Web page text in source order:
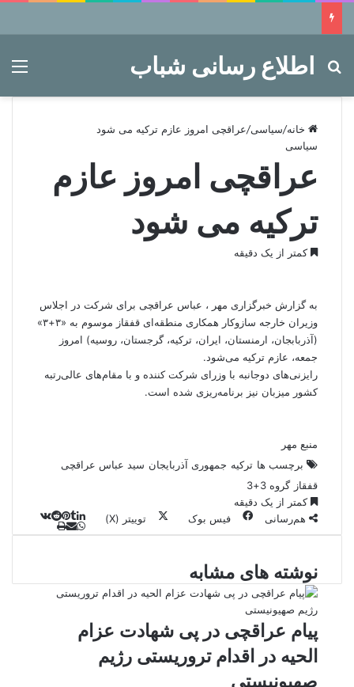
اطلاع رسانی شباب
جستجو برای
خانه/سیاسی/عراقچی امروز عازم ترکیه می شود
سیاسی
عراقچی امروز عازم
ترکیه می شود
کمتر از یک دقیقه
به گزارش خبرگزاری مهر ، عباس عراقچی برای شرکت در اجلاس
وزیران خارجه سازوکار همکاری منطقه‌ای قفقاز موسوم به «۳+۳»
(آذربابجان، ارمنستان، ایران، ترکیه، گرجستان، روسیه) امروز
جمعه، عازم ترکیه می‌شود.
رایزنی‌های دوجانبه با وزرای شرکت کننده و با مقام‌های عالی‌رتبه
کشور میزبان نیز برنامه‌ریزی شده است.
منبع مهر
برچسب ها ترکیه جمهوری آذربایجان سید عباس عراقچی
قفقاز گروه 3+3
کمتر از یک دقیقه
هم‌رسانی
فیس بوک توییتر (X)
ی
د
ت
ب
پ
ت
ر
ی
V
n
ا
آ
ا
ن
ا
نوشته های مشابه
پیام عراقچی در پی شهادت عزام
الحیه در اقدام تروریستی رژیم
صهیونیستی